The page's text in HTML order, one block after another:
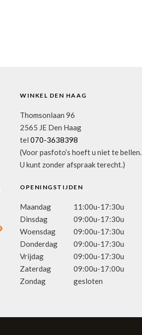
WINKEL DEN HAAG
Thomsonlaan 96
2565 JE Den Haag
tel 070-3638398
(Voor pasfoto’s hoeft u niet te bellen.
U kunt zonder afspraak terecht.)
OPENINGSTIJDEN
Maandag
11:00u-17:30u
Dinsdag
09:00u-17:30u
Woensdag
09:00u-17:30u
Donderdag
09:00u-17:30u
Vrijdag
09:00u-17:30u
Zaterdag
09:00u-17:00u
Zondag
gesloten